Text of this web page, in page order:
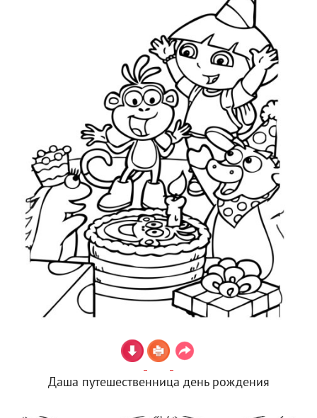
Даша путешественница день рождения